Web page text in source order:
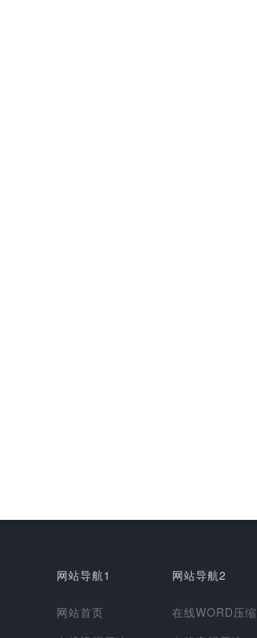
网站导航1
网站首页
网站导航2
在线WORD压缩